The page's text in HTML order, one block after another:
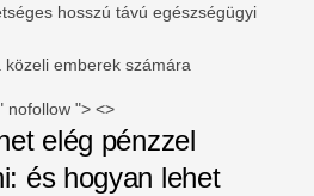
hosszú távú egészségügyi
emberek számára
nofollow "> <>
elég pénzzel
és hogyan lehet